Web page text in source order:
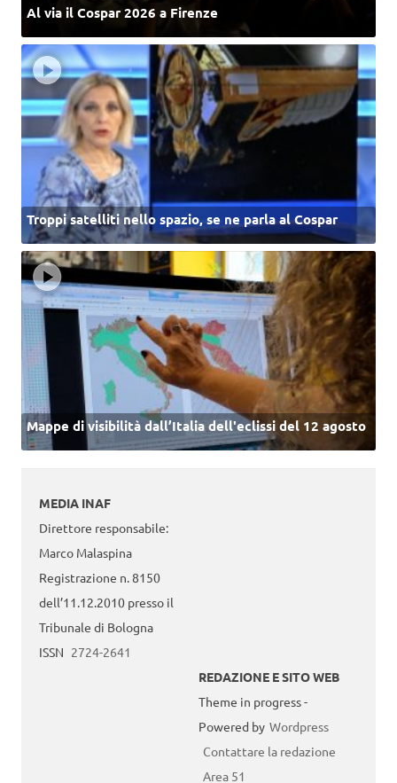
Al via il Cospar 2026 a Firenze
Troppi satelliti nello spazio, se ne parla al Cospar
Mappe di visibilità dall’Italia dell'eclissi del 12 agosto
MEDIA INAF
Direttore responsabile:
Marco Malaspina
Registrazione n. 8150
dell’11.12.2010 presso il
Tribunale di Bologna
ISSN 2724-2641
REDAZIONE E SITO WEB
Theme in progress -
Powered by Wordpress
Contattare la redazione
Area 51